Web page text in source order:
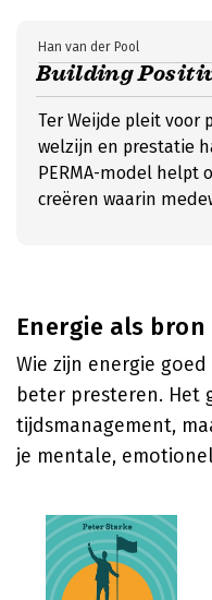
Building
Han van der Pool
Ter Weijde pleit voor
welzijn en prestatie
PERMA-model helpt
creëren waarin
Energie als bron
Wie zijn energie
beter presteren. Het
tijdsmanagement,
je mentale,